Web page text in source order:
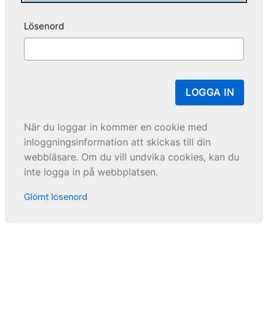
Lösenord
LOGGA IN
När du loggar in kommer en cookie med
inloggningsinformation att skickas till din
webbläsare. Om du vill undvika cookies, kan du
inte logga in på webbplatsen.
Glömt lösenord